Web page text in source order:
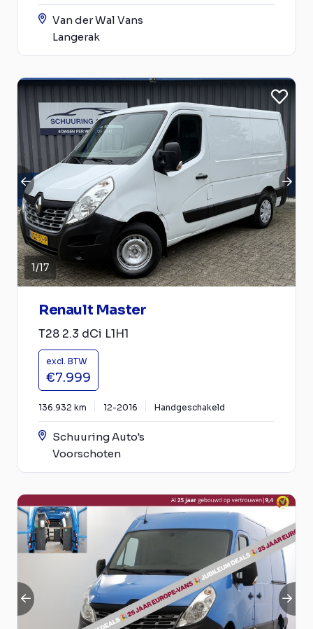
Van der Wal Vans
Langerak
1/17
Renault Master
T28 2.3 dCi L1H1
excl. BTW
€7.999
136.932 km 12-2016 Handgeschakeld
Schuuring Auto's
Voorschoten